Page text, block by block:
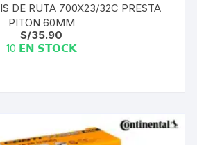
DE RUTA 700X23/32C PRESTA
PITON 60MM
S/35.90
10 𝗘𝗡 𝗦𝗧𝗢𝗖𝗞